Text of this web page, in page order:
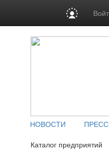
НОВОСТИ
Каталог предприятий